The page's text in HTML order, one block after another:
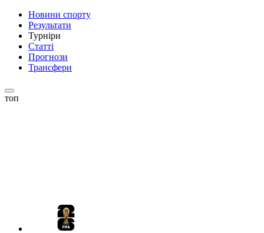
Новини спорту
Результати
Турніри
Статті
Прогнози
Трансфери
топ